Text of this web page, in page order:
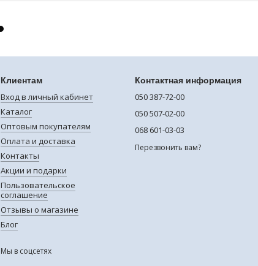
Клиентам
Вход в личный кабинет
Каталог
Оптовым покупателям
Оплата и доставка
Контакты
Акции и подарки
Пользовательское
соглашение
Отзывы о магазине
Блог
Мы в соцсетях
Контактная информация
050 387-72-00
050 507-02-00
068 601-03-03
Перезвонить вам?